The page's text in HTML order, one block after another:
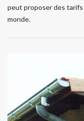
peut proposer des tarifs
monde.